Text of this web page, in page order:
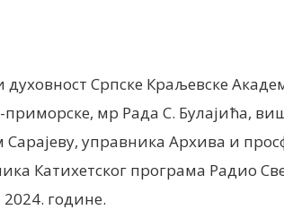
Српске Краљевске
мр Рада С. Булајића,
управника Архива и
Катихетског програма Радио
године.